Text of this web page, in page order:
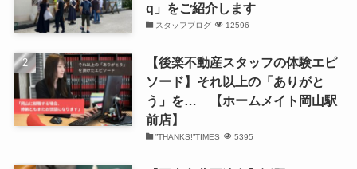
q」をご紹介します
スタッフブログ 12596
【後楽不動産スタッフの体験エピ
ソード】それ以上の「ありがと
う」を… 【ホームメイト岡山駅
前店】
”THANKS!”TIMES 5395